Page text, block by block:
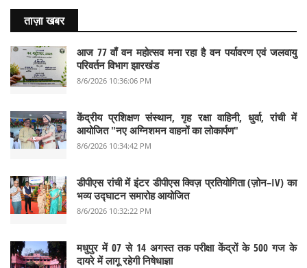
ताज़ा खबर
आज 77 वाँ वन महोत्सव मना रहा है वन पर्यावरण एवं जलवायु
परिवर्तन विभाग झारखंड
8/6/2026 10:36:06 PM
केंद्रीय प्रशिक्षण संस्थान, गृह रक्षा वाहिनी, धुर्वा, रांची में
आयोजित "नए अग्निशमन वाहनों का लोकार्पण"
8/6/2026 10:34:42 PM
डीपीएस रांची में इंटर डीपीएस क्विज़ प्रतियोगिता (ज़ोन–IV) का
भव्य उद्घाटन समारोह आयोजित
8/6/2026 10:32:22 PM
मधुपुर में 07 से 14 अगस्त तक परीक्षा केंद्रों के 500 गज के
दायरे में लागू रहेगी निषेधाज्ञा